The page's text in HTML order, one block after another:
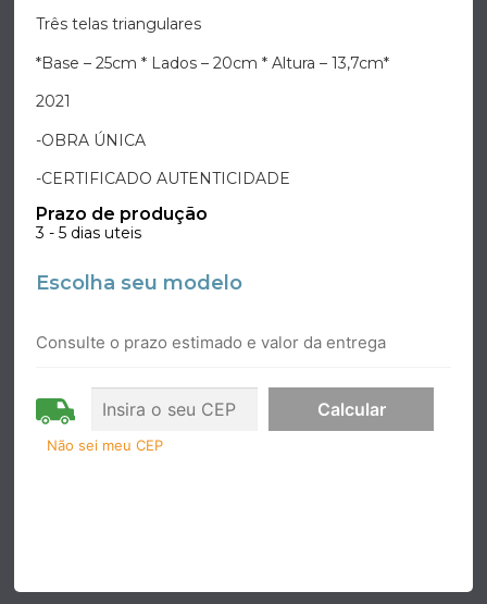
Três telas triangulares
*Base – 25cm * Lados – 20cm * Altura – 13,7cm*
2021
-OBRA ÚNICA
-CERTIFICADO AUTENTICIDADE
Prazo de produção
3 - 5 dias uteis
Escolha seu modelo
Consulte o prazo estimado e valor da entrega
Não sei meu CEP